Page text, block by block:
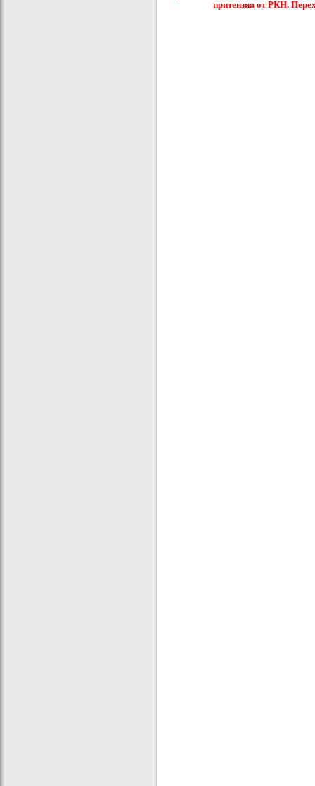
притензия от РКН.